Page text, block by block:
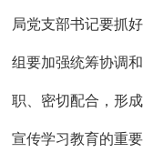
局党支部书记要抓
组要加强统筹协调
职、密切配合，形
宣传学习教育的重